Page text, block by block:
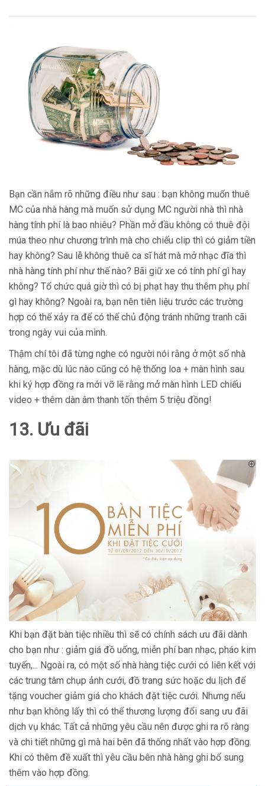
Bạn cần nắm rõ những điều như sau : bạn không muốn thuê
MC của nhà hàng mà muốn sử dụng MC người nhà thì nhà
hàng tính phí là bao nhiêu? Phần mở đầu không có thuê đội
múa theo như chương trình mà cho chiếu clip thì có giảm tiền
hay không? Sau lễ không thuê ca sĩ hát mà mở nhạc đĩa thì
nhà hàng tính phí như thế nào? Bãi giữ xe có tính phí gì hay
không? Tổ chức quá giờ thì có bị phạt hay thu thêm phụ phí
gì hay không? Ngoài ra, bạn nên tiên liệu trước các trường
hợp có thể xảy ra để có thể chủ động tránh những tranh cãi
trong ngày vui của mình.
Thậm chí tôi đã từng nghe có người nói rằng ở một số nhà
hàng, mặc dù lúc nào cũng có hệ thống loa + màn hình sau
khi ký hợp đồng ra mới vỡ lẽ rằng mở màn hình LED chiếu
video + thêm dàn âm thanh tốn thêm 5 triệu đồng!
13. Ưu đãi
Khi bạn đặt bàn tiệc nhiều thì sẽ có chính sách ưu đãi dành
cho bạn như : giảm giá đồ uống, miễn phí ban nhạc, pháo kim
tuyến,... Ngoài ra, có một số nhà hàng tiệc cưới có liên kết với
các trung tâm chụp ảnh cưới, đồ trang sức hoặc du lịch để
tặng voucher giảm giá cho khách đặt tiệc cưới. Nhưng nếu
như bạn không lấy thì có thể thương lượng đổi sang ưu đãi
dịch vụ khác. Tất cả những yêu cầu nên được ghi ra rõ ràng
và chi tiết những gì mà hai bên đã thống nhất vào hợp đồng.
Khi có thêm đề xuất thì yêu cầu bên nhà hàng ghi bổ sung
thêm vào hợp đồng.